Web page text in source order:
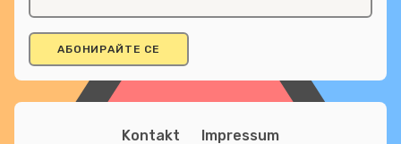
Kontakt Impressum